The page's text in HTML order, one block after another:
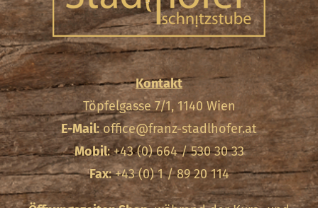
Kontakt
Töpfelgasse 7/1, 1140 Wien
E-Mail:office@franz-stadlhofer.at
Mobil: +43 (0) 664 / 530 30 33
Fax: +43 (0) 1 / 89 20 114